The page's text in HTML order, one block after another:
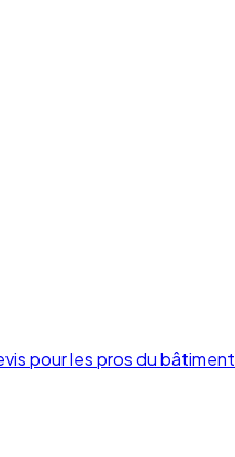
pour les pros du bâtiment